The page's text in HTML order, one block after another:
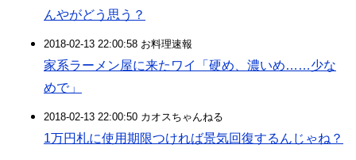
んやがどう思う？
2018-02-13 22:00:58 お料理速報
家系ラーメン屋に来たワイ「硬め、濃いめ……少な
めで」
2018-02-13 22:00:50 カオスちゃんねる
1万円札に使用期限つければ景気回復するんじゃね？